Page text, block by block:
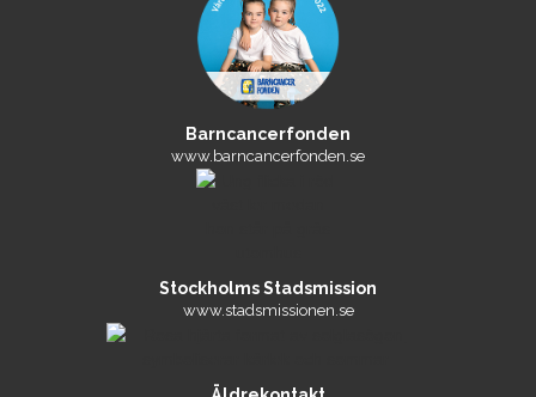
Barncancerfonden
www.barncancerfonden.se
Stockholms Stadsmission
www.stadsmissionen.se